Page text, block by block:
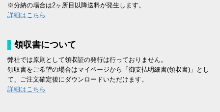
※分納の場合は2ヶ所目以降送料が発生します。
詳細はこちら
領収書について
弊社では原則として領収証の発行は行っておりません。
領収書をご希望の場合はマイページから「御支払明細書(領収書)」とし
て、ご注文確定後にダウンロードいただけます。
詳細はこちら